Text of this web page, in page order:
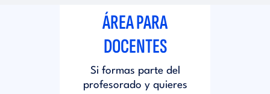
ÁREA PARA
DOCENTES
Si formas parte del
profesorado y quieres